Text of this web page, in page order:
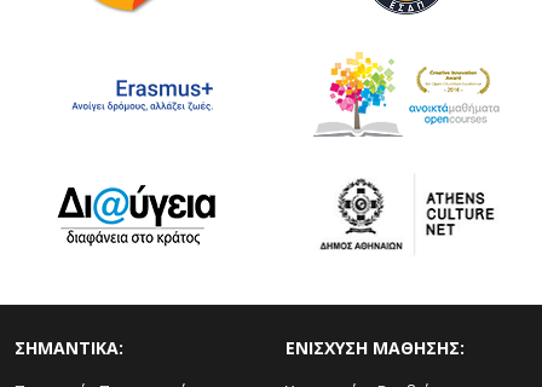
ΣΗΜΑΝΤΙΚΑ: ΕΝΙΣΧΥΣΗ ΜΑΘΗΣΗΣ: